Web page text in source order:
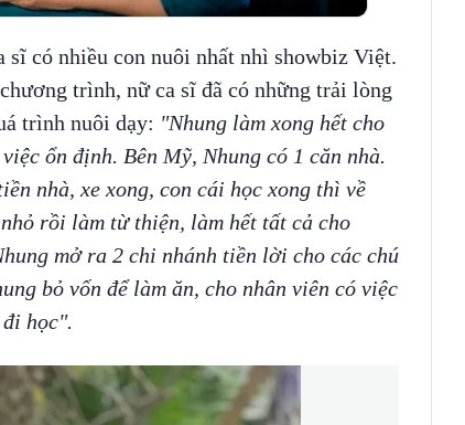
sĩ có nhiều con nuôi nhất nhì showbiz Việt.
trình, nữ ca sĩ đã có những trải lòng
trình nuôi dạy: "Nhung làm xong hết cho
ổn định. Bên Mỹ, Nhung có 1 căn nhà.
nhà, xe xong, con cái học xong thì về
rồi làm từ thiện, làm hết tất cả cho
mở ra 2 chi nhánh tiền lời cho các chú
bỏ vốn để làm ăn, cho nhân viên có việc
học".